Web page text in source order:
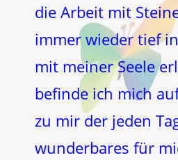
die Arbeit mit
immer wieder tief
mit meiner Seele
befinde ich mich
zu mir der jeden
wunderbares für